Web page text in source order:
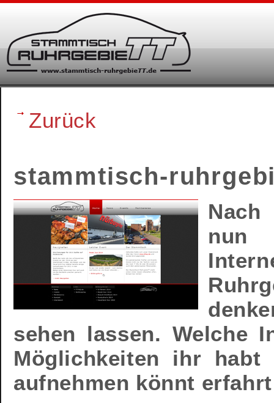
Zurück
stammtisch-
sehen lassen. Welche
Möglichkeiten ihr
aufnehmen könnt